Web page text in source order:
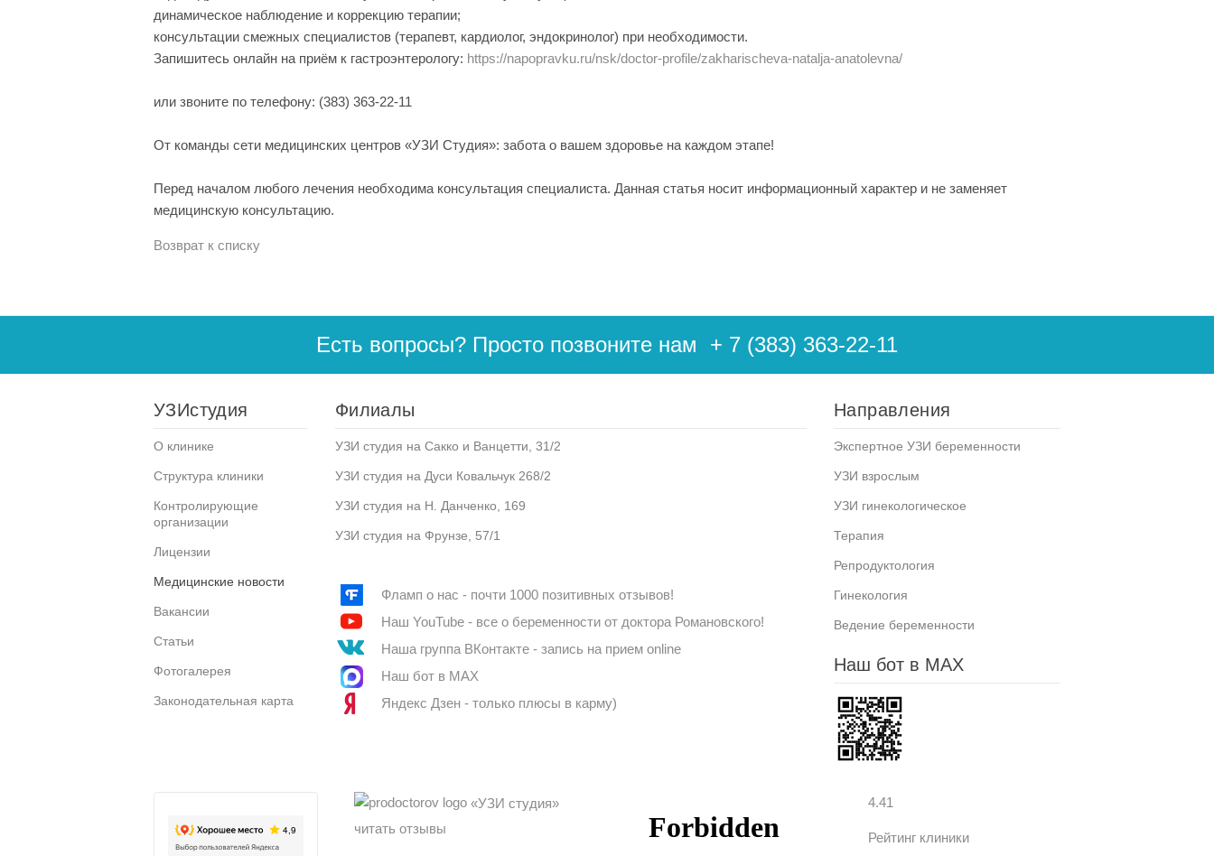
динамическое наблюдение и коррекцию терапии;
консультации смежных специалистов (терапевт, кардиолог, эндокринолог) при необходимости.
Запишитесь онлайн на приём к гастроэнтерологу: https://napopravku.ru/nsk/doctor-profile/zakharischeva-natalja-anatolevna/
или звоните по телефону: (383) 363-22-11
От команды сети медицинских центров «УЗИ Студия»: забота о вашем здоровье на каждом этапе!
Перед началом любого лечения необходима консультация специалиста. Данная статья носит информационный характер и не заменяет
медицинскую консультацию.
Возврат к списку
Есть вопросы? Просто позвоните нам + 7 (383) 363-22-11
УЗИстудия
О клинике
Структура клиники
Контролирующие
организации
Лицензии
Медицинские новости
Вакансии
Статьи
Фотогалерея
Законодательная карта
Филиалы
УЗИ студия на Сакко и Ванцетти, 31/2
УЗИ студия на Дуси Ковальчук 268/2
УЗИ студия на Н. Данченко, 169
УЗИ студия на Фрунзе, 57/1
Фламп о нас - почти 1000 позитивных отзывов!
Наш YouTube - все о беременности от доктора Романовского!
Наша группа ВКонтакте - запись на прием online
Наш бот в MAX
Яндекс Дзен - только плюсы в карму)
Направления
Экспертное УЗИ беременности
УЗИ взрослым
УЗИ гинекологическое
Терапия
Репродуктология
Гинекология
Ведение беременности
Наш бот в MAX
«УЗИ студия»
читать отзывы
4.41
Рейтинг клиники